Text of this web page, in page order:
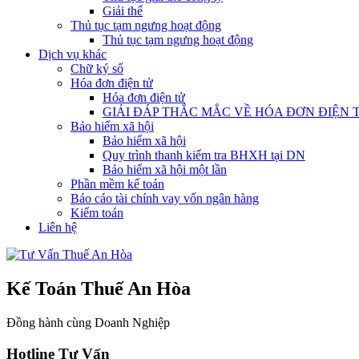
Giải thể
Thủ tục tạm ngưng hoạt động
Thủ tục tạm ngưng hoạt động
Dịch vụ khác
Chữ ký số
Hóa đơn điện tử
Hóa đơn điện tử
GIẢI ĐÁP THẮC MẮC VỀ HÓA ĐƠN ĐIỆN
Bảo hiểm xã hội
Bảo hiểm xã hội
Quy trình thanh kiểm tra BHXH tại DN
Bảo hiểm xã hội một lần
Phần mềm kế toán
Báo cáo tài chính vay vốn ngân hàng
Kiểm toán
Liên hệ
Kế Toán Thuế An Hòa
Đồng hành cùng Doanh Nghiệp
Hotline Tư Vấn